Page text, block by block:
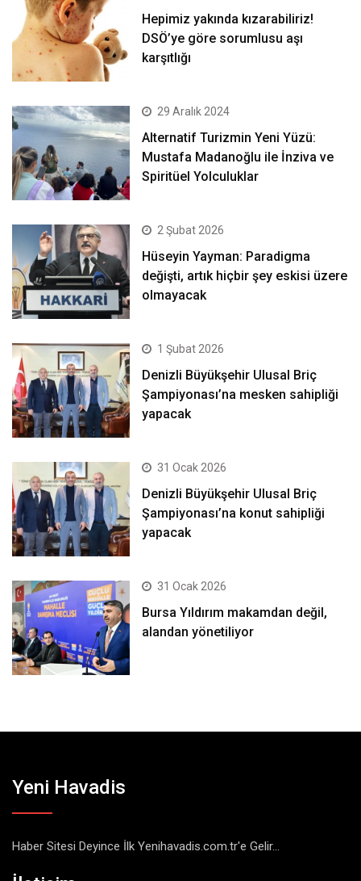
Hepimiz yakında kızarabiliriz!
DSÖ’ye göre sorumlusu aşı
karşıtlığı
29 Aralık 2024
Alternatif Turizmin Yeni Yüzü:
Mustafa Madanoğlu ile İnziva ve
Spiritüel Yolculuklar
2 Şubat 2026
Hüseyin Yayman: Paradigma
değişti, artık hiçbir şey eskisi üzere
olmayacak
1 Şubat 2026
Denizli Büyükşehir Ulusal Briç
Şampiyonası’na mesken sahipliği
yapacak
31 Ocak 2026
Denizli Büyükşehir Ulusal Briç
Şampiyonası’na konut sahipliği
yapacak
31 Ocak 2026
Bursa Yıldırım makamdan değil,
alandan yönetiliyor
Yeni Havadis
Haber Sitesi Deyince İlk Yenihavadis.com.tr'e Gelir...